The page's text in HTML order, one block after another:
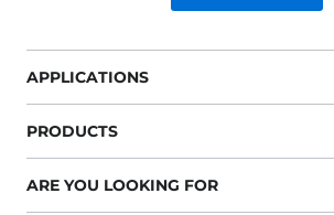
APPLICATIONS
PRODUCTS
ARE YOU LOOKING FOR